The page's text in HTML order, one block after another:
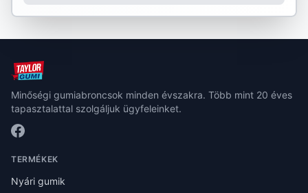
Minőségi gumiabroncsok minden évszakra. Több mint 20 éves
tapasztalattal szolgáljuk ügyfeleinket.
TERMÉKEK
Nyári gumik